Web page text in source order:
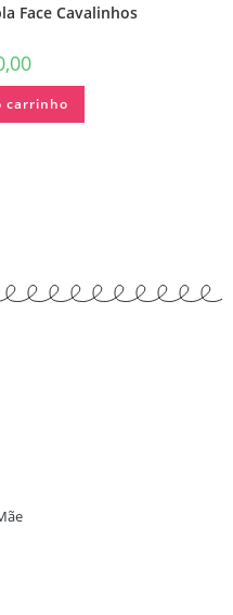
Face Cavalinhos
carrinho